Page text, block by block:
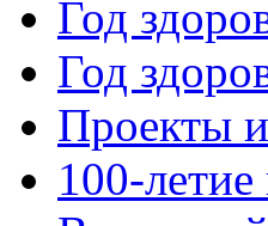
Год
Год
Проекты
100-